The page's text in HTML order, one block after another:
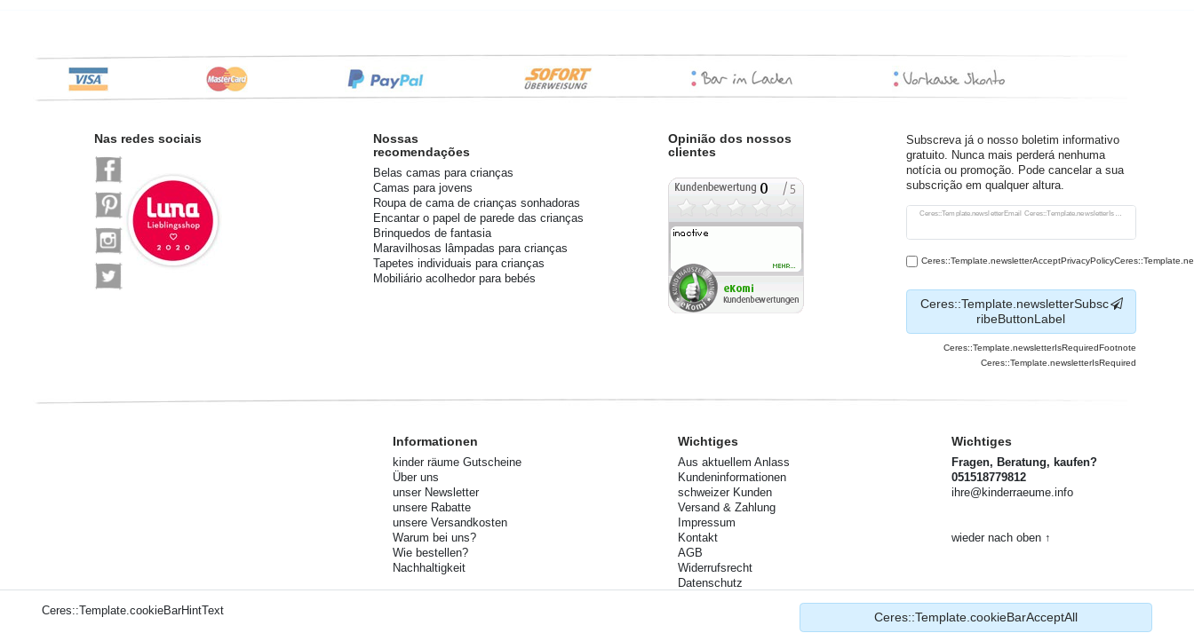
Nas redes sociais
Nossas
recomendações
Belas camas para crianças
Camas para jovens
Roupa de cama de crianças sonhadoras
Encantar o papel de parede das crianças
Brinquedos de fantasia
Maravilhosas lâmpadas para crianças
Tapetes individuais para crianças
Mobiliário acolhedor para bebés
Opinião dos nossos
clientes
Subscreva já o nosso boletim informativo
gratuito. Nunca mais perderá nenhuma
notícia ou promoção. Pode cancelar a sua
subscrição em qualquer altura.
Ceres::Template.newsletterEmail Ceres::Template.newsletterIsRequiredFootnote
Ceres::Template.newsletterHoneypotLabel
Ceres::Template.newsletterSubsc
ribeButtonLabel
Ceres::Template.newsletterIsRequiredFootnote
Ceres::Template.newsletterIsRequired
Informationen
kinder räume Gutscheine
Über uns
unser Newsletter
unsere Rabatte
unsere Versandkosten
Warum bei uns?
Wie bestellen?
Nachhaltigkeit
Wichtiges
Aus aktuellem Anlass
Kundeninformationen
schweizer Kunden
Versand & Zahlung
Impressum
Kontakt
AGB
Widerrufsrecht
Datenschutz
Wichtiges
Fragen, Beratung, kaufen?
051518779812
ihre@kinderraeume.info
wieder nach oben ↑
Ceres::Template.cookieBarHintText Ceres::Template.cookieBarAcceptAll